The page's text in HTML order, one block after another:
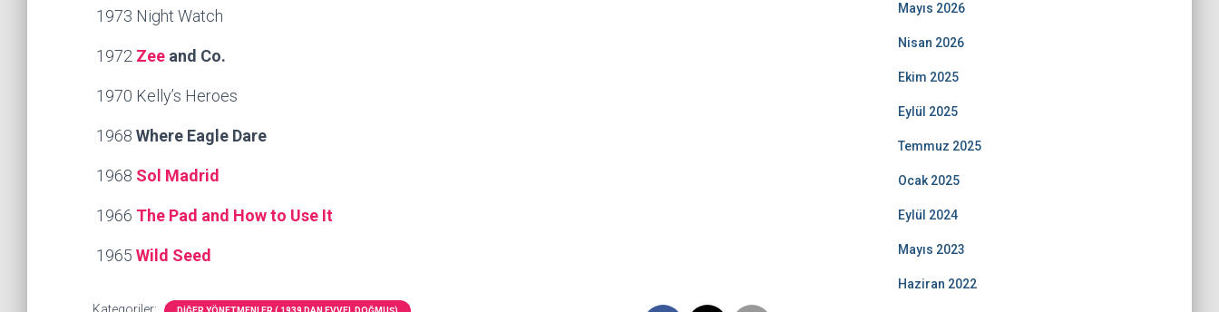
1973 Night Watch
1972 Zee and Co.
1970 Kelly’s Heroes
1968 Where Eagle Dare
1968 Sol Madrid
1966 The Pad and How to Use It
1965 Wild Seed
Mayıs 2026
Nisan 2026
Ekim 2025
Eylül 2025
Temmuz 2025
Ocak 2025
Eylül 2024
Mayıs 2023
Haziran 2022